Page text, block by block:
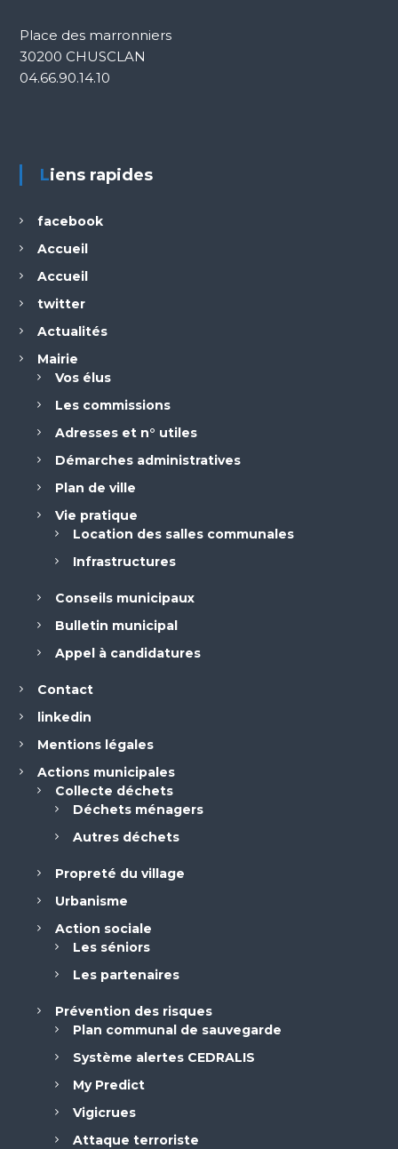
Place des marronniers
30200 CHUSCLAN
04.66.90.14.10
Liens rapides
facebook
Accueil
Accueil
twitter
Actualités
Mairie
Vos élus
Les commissions
Adresses et n° utiles
Démarches administratives
Plan de ville
Vie pratique
Location des salles communales
Infrastructures
Conseils municipaux
Bulletin municipal
Appel à candidatures
Contact
linkedin
Mentions légales
Actions municipales
Collecte déchets
Déchets ménagers
Autres déchets
Propreté du village
Urbanisme
Action sociale
Les séniors
Les partenaires
Prévention des risques
Plan communal de sauvegarde
Système alertes CEDRALIS
My Predict
Vigicrues
Attaque terroriste